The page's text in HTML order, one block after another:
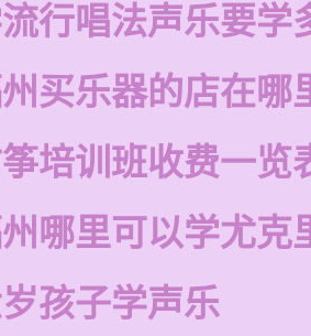
行唱法声乐要学
买乐器的店在哪
培训班收费一览
哪里可以学尤克
孩子学声乐